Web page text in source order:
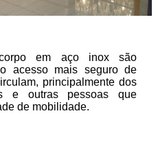
em aço inox são
acesso mais seguro de
principalmente dos
e outras pessoas que
de mobilidade.